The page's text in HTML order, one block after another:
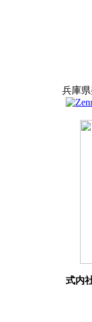
兵庫
式内